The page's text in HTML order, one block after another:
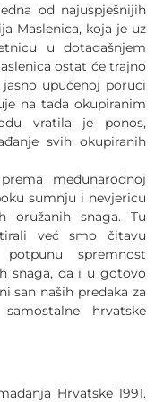
od najuspješnijih
Maslenica, koja je uz
u dotadašnjem
ostat će trajno
upućenoj poruci
na tada okupiranim
vratila je ponos,
svih okupiranih
međunarodnoj
sumnju i nevjericu
oružanih snaga. Tu
već smo čitavu
spremnost
snaga, da i u gotovo
san naših predaka za
hrvatske
Hrvatske 1991.